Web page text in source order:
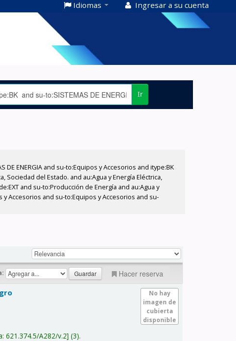
Idiomas Ingresar a su cuenta
Ir
ENERGIA and su-to:Equipos y Accesorios and itype:BK
Sociedad del Estado. and au:Agua y Energía Eléctrica,
and su-to:Producción de Energía and au:Agua y
y Accesorios and su-to:Equipos y Accesorios and su-
Hacer reserva
No hay
imagen de
cubierta
disponible
621.374.5/A282/v.2 (3).